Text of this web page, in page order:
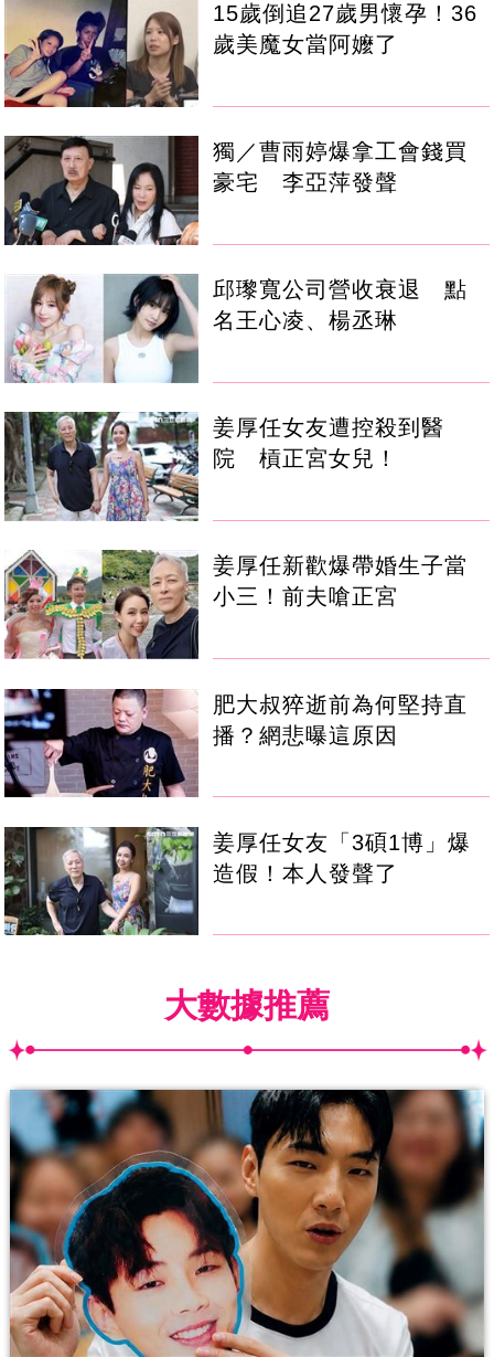
15歲倒追27歲男懷孕！36
歲美魔女當阿嬤了
獨／曹雨婷爆拿工會錢買
豪宅 李亞萍發聲
邱瓈寬公司營收衰退 點
名王心凌、楊丞琳
姜厚任女友遭控殺到醫
院 槓正宮女兒！
姜厚任新歡爆帶婚生子當
小三！前夫嗆正宮
肥大叔猝逝前為何堅持直
播？網悲曝這原因
姜厚任女友「3碩1博」爆
造假！本人發聲了
大數據推薦